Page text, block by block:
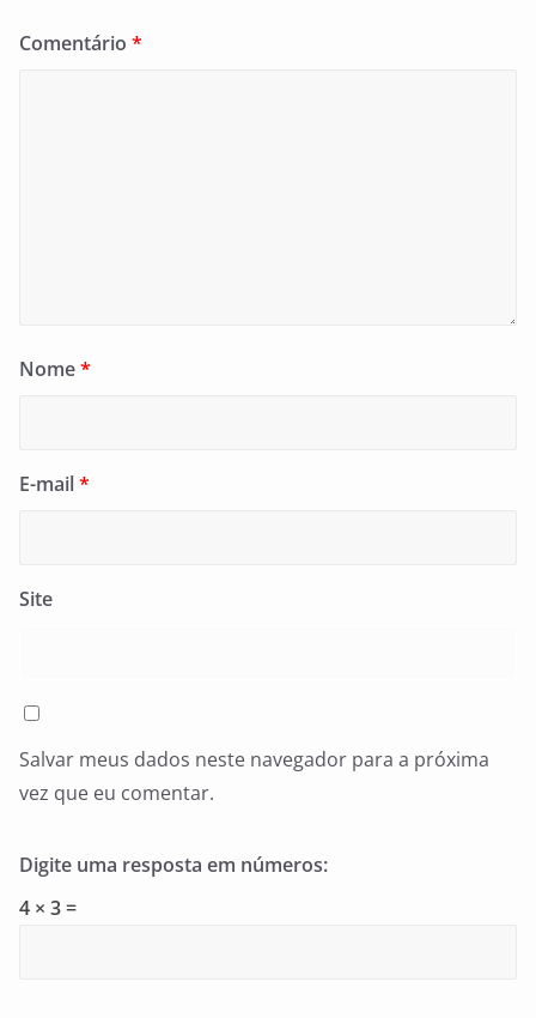
Comentário *
Nome*
E-mail*
Site
Salvar meus dados neste navegador para a próxima
vez que eu comentar.
Digite uma resposta em números:
4 × 3 =